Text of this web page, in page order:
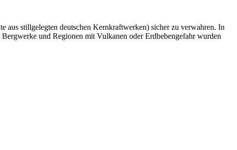
aus stillgelegten deutschen Kernkraftwerken) sicher zu verwahren. In
und Regionen mit Vulkanen oder Erdbebengefahr wurden